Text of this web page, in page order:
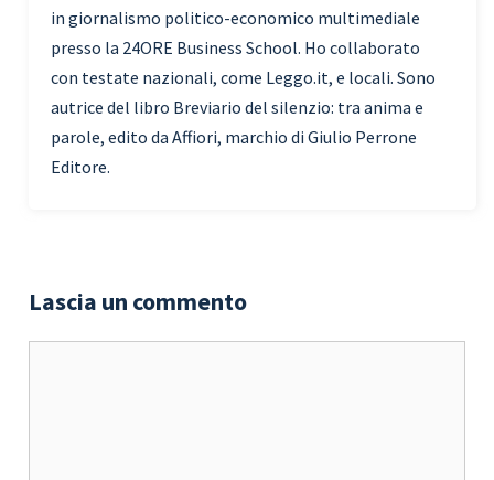
in giornalismo politico-economico multimediale
presso la 24ORE Business School. Ho collaborato
con testate nazionali, come Leggo.it, e locali. Sono
autrice del libro Breviario del silenzio: tra anima e
parole, edito da Affiori, marchio di Giulio Perrone
Editore.
Lascia un commento